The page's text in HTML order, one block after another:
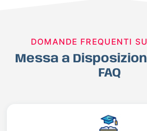
DOMANDE FREQUENTI
Messa a
FAQ